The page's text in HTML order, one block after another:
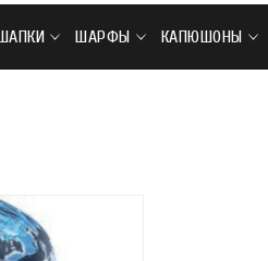
ШАРФЫ КАПЮШОНЫ